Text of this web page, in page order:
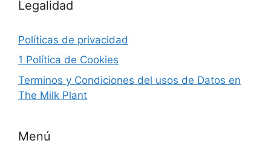
Legalidad
Políticas de privacidad
1 Política de Cookies
Terminos y Condiciones del usos de Datos en
The Milk Plant
Menú